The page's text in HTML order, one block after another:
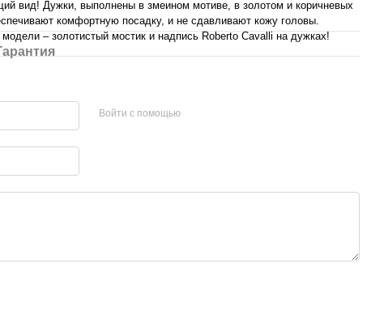
вид! Дужки, выполнены в змеином мотиве, в золотом и коричневых
комфортную посадку, и не сдавливают кожу головы.
– золотистый мостик и надпись Roberto Cavalli на дужках!
Войти с помощью